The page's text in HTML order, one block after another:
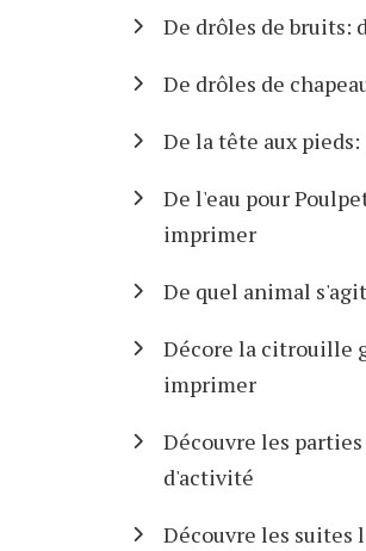
De drôles de bruits:
De drôles de
De la tête aux
De l'eau pour
imprimer
De quel animal
Décore la citrouille
imprimer
Découvre les
d'activité
Découvre les suites